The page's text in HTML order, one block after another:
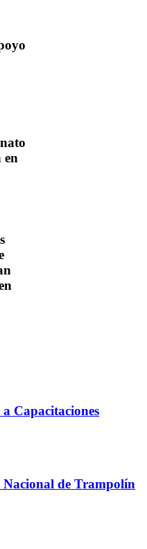
en
Capacitaciones
Nacional de Trampolín